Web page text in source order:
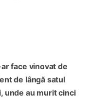
face vinovat de
de lângă satul
unde au murit cinci